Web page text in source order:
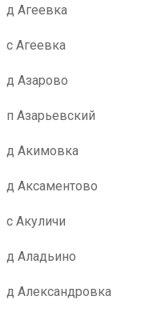
д Агеевка
с Агеевка
д Азарово
п Азарьевский
д Акимовка
д Аксаментово
с Акуличи
д Аладьино
д Александровка